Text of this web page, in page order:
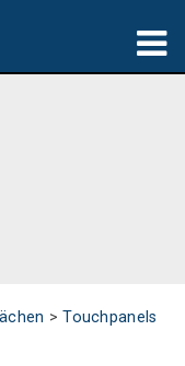
>Touchpanels